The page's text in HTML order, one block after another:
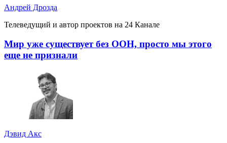
Андрей Дрозда
Телеведущий и автор проектов на 24 Канале
Мир уже существует без ООН, просто мы этого
еще не признали
Дэвид Акс